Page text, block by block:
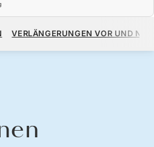
VERLÄNGERUNGEN VOR UND